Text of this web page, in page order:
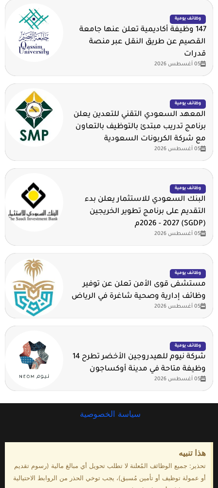
وظائف يومية
147 وظيفة أكاديمية تعلن عنها جامعة
القصيم عن طريق النقل عبر منصة
قدرات
05 أغسطس 2026
وظائف يومية
المعهد السعودي التقني للتعدين يعلن
برنامج تدريب مبتدئ بالتوظيف بالتعاون
مع شركة الكربونات السعودية
05 أغسطس 2026
وظائف يومية
البنك السعودي للاستثمار يعلن بدء
التقديم على برنامج تطوير الخريجين
(SGDP) 2026 - 2027م
05 أغسطس 2026
وظائف يومية
مستشفى قوى الأمن تعلن عن توفير
وظائف إدارية وصحية شاغرة في الرياض
05 أغسطس 2026
وظائف يومية
شركة نيوم للهيدروجين الأخضر تطرح 14
وظيفة متاحة في مدينة أوكساجون
05 أغسطس 2026
سياسة الخصوصية
هذا تنبيه
تحذير: جميع الوظائف المُعلنة لا تطلب تحويل أي مبالغ مالية (رسوم تقديم
أو عمولة توظيف أو تأمين مُسبق)، يجب توخي الحذر من الروابط الاحتيالية